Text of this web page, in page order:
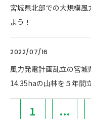
宮城県北部での大規模
よう！
2022/07/16
風力発電計画乱立の宮
14.35haの山林を５年間
1 ...